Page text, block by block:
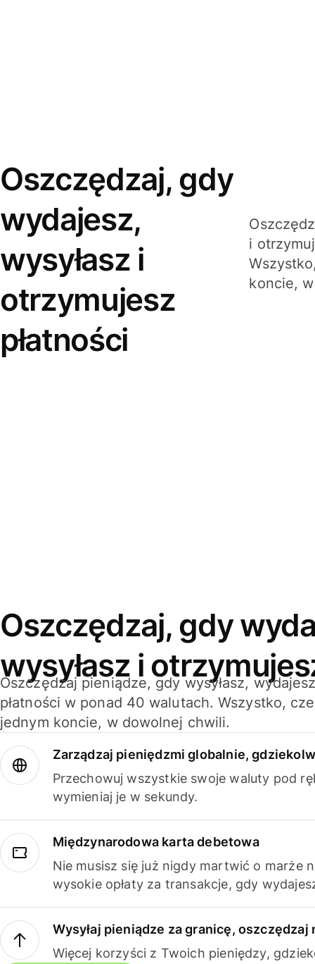
Oszczędzaj, gdy
wydajesz,
wysyłasz i
otrzymujesz
płatności
i
koncie,
Oszczędzaj, gdy
wysyłasz i
Oszczędzaj pieniądze, gdy wysyłasz,
płatności w ponad 40 walutach. Wszystko,
jednym koncie, w dowolnej chwili.
Zarządzaj pieniędzmi globalnie,
Przechowuj wszystkie swoje waluty pod
wymieniaj je w sekundy.
Międzynarodowa karta debetowa
Nie musisz się już nigdy martwić o marże
wysokie opłaty za transakcje, gdy
Wysyłaj pieniądze za granicę, oszczędzaj
Więcej korzyści z Twoich pieniędzy,